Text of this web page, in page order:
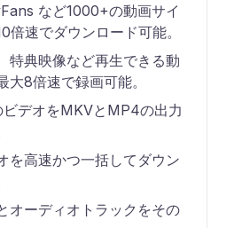
など1000+の動画サイ
倍速でダウンロード可能。
特典映像など再生できる動
大8倍速で録画可能。
デオをMKVとMP4の出力
を高速かつ一括してダウン
オーディオトラックをその